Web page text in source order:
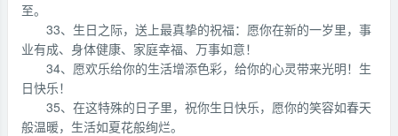
至。
33、生日之际，送上最真挚的祝福：愿你在新的一岁里，事
业有成、身体健康、家庭幸福、万事如意！
34、愿欢乐给你的生活增添色彩，给你的心灵带来光明！生
日快乐！
35、在这特殊的日子里，祝你生日快乐，愿你的笑容如春天
般温暖，生活如夏花般绚烂。